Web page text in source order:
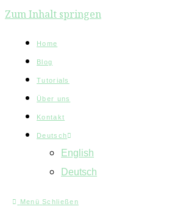
Zum Inhalt springen
Home
Blog
Tutorials
Über uns
Kontakt
Deutsch
English
Deutsch
Menü Schließen